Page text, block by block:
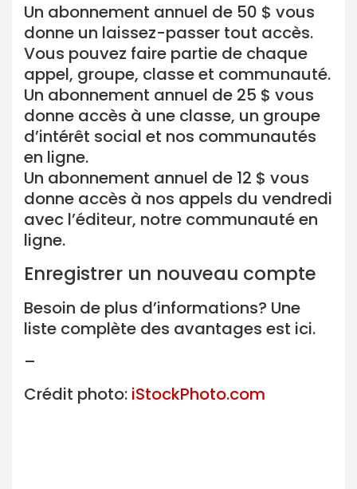
Un abonnement annuel de 50 $ vous
donne un laissez-passer tout accès.
Vous pouvez faire partie de chaque
appel, groupe, classe et communauté.
Un abonnement annuel de 25 $ vous
donne accès à une classe, un groupe
d’intérêt social et nos communautés
en ligne.
Un abonnement annuel de 12 $ vous
donne accès à nos appels du vendredi
avec l’éditeur, notre communauté en
ligne.
Enregistrer un nouveau compte
Besoin de plus d’informations? Une
liste complète des avantages est ici.
–
Crédit photo: iStockPhoto.com